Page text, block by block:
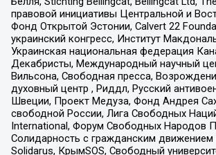
правовой инициативы Центральной и
Фонд Открытой Эстонии, Calvert 22
украинский конгресс, Институт
Украинская национальная федерация
Декабристы, Международный научный
Вильсона, Свободная пресса,
духовный центр , Риддл, Русский
Швеции, Проект Медуза, Фонд Андрея
свободной России, Лига Свободных
International, Форум Свободных Народов
Солидарность с гражданским движением
Solidarus, КрымSOS, Свободный